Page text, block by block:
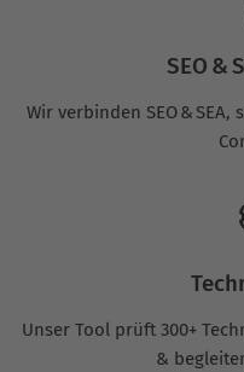
SEO &
Wir verbinden SEO &
Unser Tool prüft 300+
&